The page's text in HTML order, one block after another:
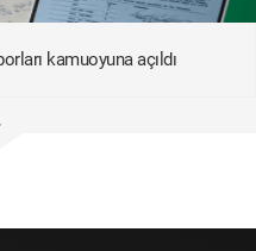
kamuoyuna açıldı